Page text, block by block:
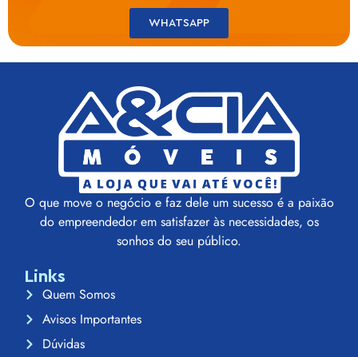
WHATSAPP
O que move o negócio e faz dele um sucesso é a paixão
do empreendedor em satisfazer às necessidades, os
sonhos do seu público.
Links
Quem Somos
Avisos Importantes
Dúvidas